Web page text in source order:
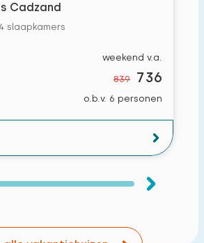
Cadzand
slaapkamers
weekend v.a.
839 736
o.b.v. 6 personen